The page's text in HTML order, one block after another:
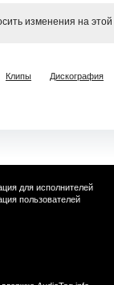
изменения на
Клипы Дискография
для исполнителей
пользователей